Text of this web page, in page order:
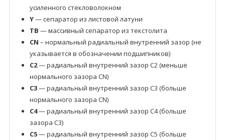
усиленного стекловолокном
Y— сепаратор из листовой латуни
TB — массивный сепаратор из текстолита
CN – нормальный радиальный внутренний зазор (не
указывается в обозначении подшипников)
C2— радиальный внутренний зазор C2 (меньше
нормального зазора CN)
C3— радиальный внутренний зазор C3 (больше
нормального зазора CN)
C4— радиальный внутренний зазор C4 (больше
зазора C3)
C5— радиальный внутренний зазор C5 (больше